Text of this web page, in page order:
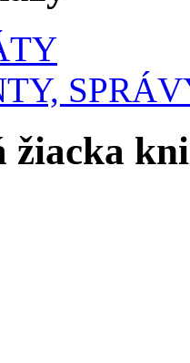
žiacka